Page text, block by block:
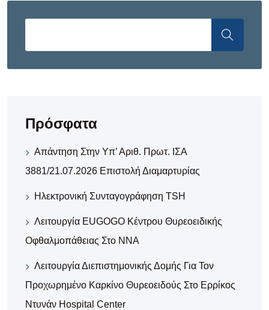
Πρόσφατα
Απάντηση Στην Υπ’ Αριθ. Πρωτ. ΙΣΑ
3881/21.07.2026 Επιστολή Διαμαρτυρίας
Ηλεκτρονική Συνταγογράφηση TSH
Λειτουργία EUGOGO Κέντρου Θυρεοειδικής
Οφθαλμοπάθειας Στο ΝΝΑ
Λειτουργία Διεπιστημονικής Δομής Για Τον
Προχωρημένο Καρκίνο Θυρεοειδούς Στο Ερρίκος
Ντυνάν Hospital Center